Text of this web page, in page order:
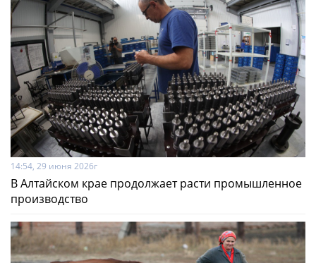
14:54, 29 июня 2026г
В Алтайском крае продолжает расти промышленное
производство